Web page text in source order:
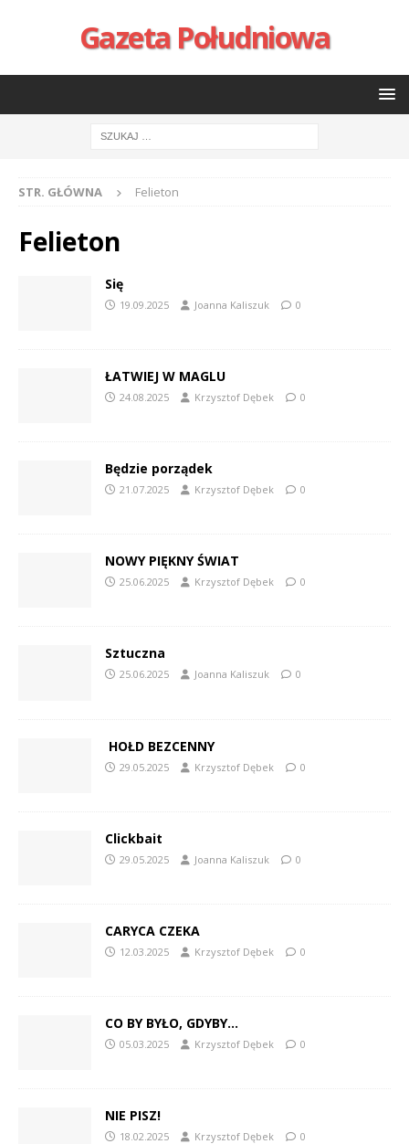
Gazeta Południowa
STR. GŁÓWNA Felieton
Felieton
Się
19.09.2025 Joanna Kaliszuk 0
ŁATWIEJ W MAGLU
24.08.2025 Krzysztof Dębek 0
Będzie porządek
21.07.2025 Krzysztof Dębek 0
NOWY PIĘKNY ŚWIAT
25.06.2025 Krzysztof Dębek 0
Sztuczna
25.06.2025 Joanna Kaliszuk 0
HOŁD BEZCENNY
29.05.2025 Krzysztof Dębek 0
Clickbait
29.05.2025 Joanna Kaliszuk 0
CARYCA CZEKA
12.03.2025 Krzysztof Dębek 0
CO BY BYŁO, GDYBY…
05.03.2025 Krzysztof Dębek 0
NIE PISZ!
18.02.2025 Krzysztof Dębek 0